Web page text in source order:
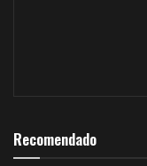
Recomendado